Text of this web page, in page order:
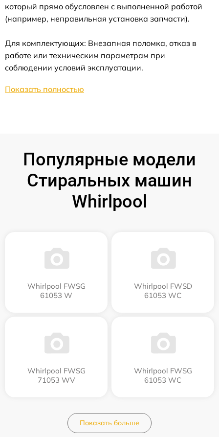
который прямо обусловлен с выполненной работой
(например, неправильная установка запчасти).
Для комплектующих: Внезапная поломка, отказ в
работе или техническим параметрам при
соблюдении условий эксплуатации.
Показать полностью
Популярные модели
Стиральных машин
Whirlpool
Whirlpool FWSG
61053 W
Whirlpool FWSD
61053 WC
Whirlpool FWSG
71053 WV
Whirlpool FWSG
61053 WC
Показать больше